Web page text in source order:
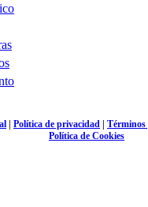
Política de privacidad Términos
Política de Cookies